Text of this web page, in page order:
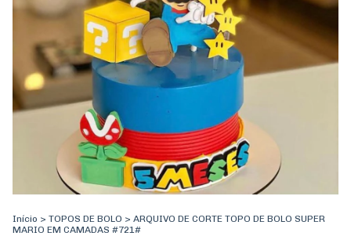
Início > TOPOS DE BOLO > ARQUIVO DE CORTE TOPO DE BOLO SUPER
MARIO EM CAMADAS #721#